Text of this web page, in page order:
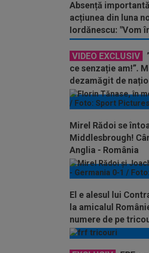
Absență
acțiunea din luna
Iordănescu: "Vom
descurcăm"
VIDEO EXCLUSIV
ce senzație am!”.
dezamăgit de
concret lui Mirel
Mirel Rădoi se
Middlesbrough!
Anglia - România
El e alesul lui
la amicalul
numere de pe